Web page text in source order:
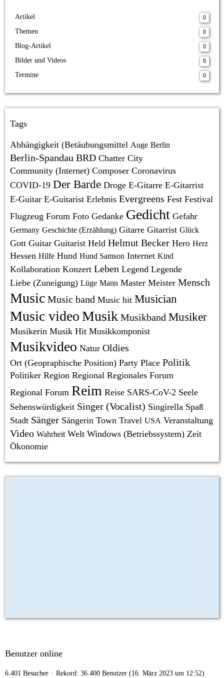
Artikel 0
Themen 8
Blog-Artikel 0
Bilder und Videos 8
Termine 0
Tags
Abhängigkeit (Betäubungsmittel Auge Berlin
Berlin-Spandau BRD Chatter City
Community (Internet) Composer Coronavirus
COVID-19 Der Barde Droge E-Gitarre E-Gitarrist
E-Guitar E-Guitarist Erlebnis Evergreens Fest Festival
Flugzeug Forum Foto Gedanke Gedicht Gefahr
Germany Geschichte (Erzählung) Gitarre Gitarrist Glück
Gott Guitar Guitarist Held Helmut Becker Hero Herz
Hessen Hilfe Hund Hund Samson Internet Kind
Kollaboration Konzert Leben Legend Legende
Liebe (Zuneigung) Lüge Mann Master Meister Mensch
Music Music band Music hit Musician
Music videoMusik Musikband Musiker
Musikerin Musik Hit Musikkomponist
Musikvideo Natur Oldies
Ort (Geopraphische Position) Party Place Politik
Politiker Region Regional Regionales Forum
Regional Forum Reim Reise SARS-CoV-2 Seele
Sehenswürdigkeit Singer (Vocalist) Singirella Spaß
Stadt Sänger Sängerin Town Travel USA Veranstaltung
Video Wahrheit Welt Windows (Betriebssystem) Zeit
Ökonomie
Benutzer online
6.401 Besucher Rekord: 36.400 Benutzer (16. März 2023 um 12:52)